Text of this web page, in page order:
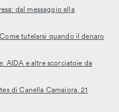
dal messaggio alla
tutelarsi quando il denaro
AIDA e altre scorciatoie da
di Canella Camaiora, 21